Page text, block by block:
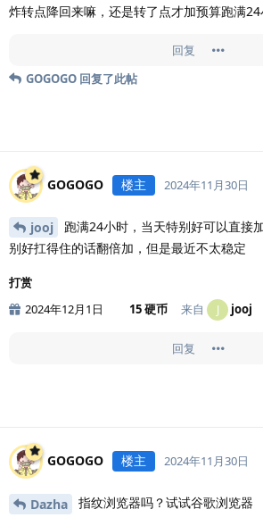
炸转点降回来嘛，还是转了点才加预算跑满
回复
GOGOGO 回复了此帖
GOGOGO 楼主 2024年11月30日
jooj
跑满24小时，当天特别好可以直接
别好扛得住的话翻倍加，但是最近不太稳定
打赏
2024年12月1日
15 硬币 来自 J jooj
回复
GOGOGO 楼主 2024年11月30日
Dazha 指纹浏览器吗？试试谷歌浏览器